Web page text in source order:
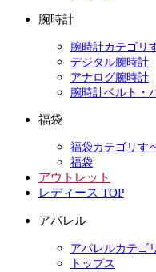
腕時計
腕時計カテゴリ
デジタル腕時計
アナログ腕時計
腕時計ベルト・
福袋
福袋カテゴリす
福袋
アウトレット
レディース TOP
アパレル
アパレルカテゴ
トップス